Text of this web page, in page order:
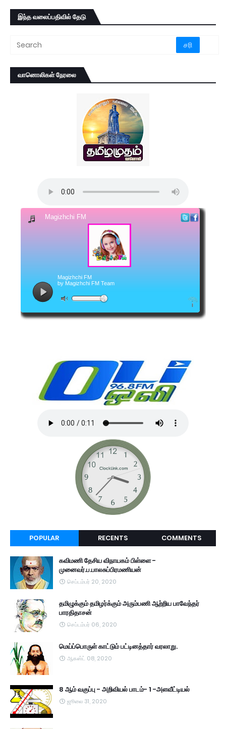
இந்த வலைப்பதிவில் தேடு
வானொலிகள் நேரலை
POPULAR RECENTS COMMENTS
கவிமணி தேசிய விநாயகம் பிள்ளை -
முனைவர்.ப.பாலசுப்பிரமணியன்
செப்டம்பர் 20, 2020
தமிழுக்கும் தமிழர்க்கும் அரும்பணி ஆற்றிய பாவேந்தர்
பாரதிதாசன்
செப்டம்பர் 06, 2020
மெய்ப்பொருள் காட்டும் பட்டினத்தார் வரலாறு.
ஆகஸ்ட் 08, 2020
8 ஆம் வகுப்பு - அறிவியல் பாடம்- 1 -அளவீட்டியல்
ஜூலை 31, 2020